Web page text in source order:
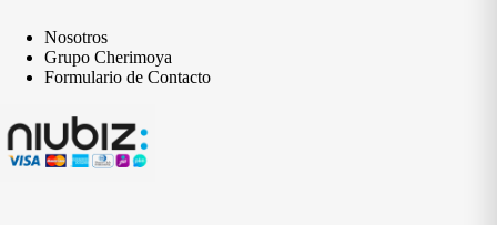
Nosotros
Grupo Cherimoya
Formulario de Contacto